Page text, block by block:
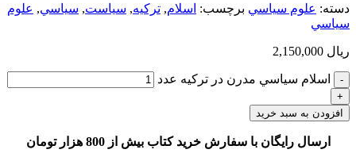
دسته: علوم سياسي برچسب: اسلام, تركيه, سياست, سياسي, علوم
سياسي
ریال
اسلام سياسي مدرن در تركيه عدد
افزودن به سبد خرید
ارسال رایگان با سفارش خرید کتاب بیش از 800 هزار تومان